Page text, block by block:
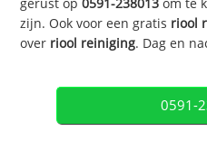
zijn. Ook voor een gratis riool
over riool reiniging. Dag en
0591-